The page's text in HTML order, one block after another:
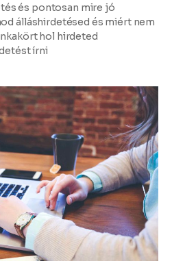
és pontosan mire jó
álláshirdetésed és miért nem
hol hirdeted
írni